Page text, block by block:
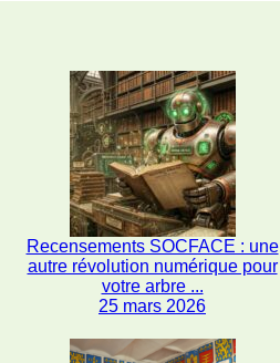
Recensements SOCFACE : une
autre révolution numérique pour
votre arbre ...
25 mars 2026